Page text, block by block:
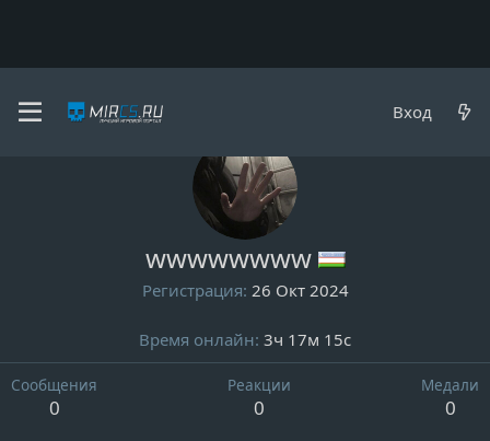
Вход
Пользователи
wwwwwwww
Регистрация 26 Окт 2024
Время онлайн 3ч 17м 15с
Сообщения
0
Реакции
0
Медали
0